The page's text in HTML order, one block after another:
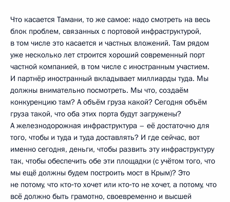
Что касается Тамани, то же самое: надо смотреть на весь
блок проблем, связанных с портовой инфраструктурой,
в том числе это касается и частных вложений. Там рядом
уже несколько лет строится хороший современный порт
частной компанией, в том числе с иностранным участием.
И партнёр иностранный вкладывает миллиарды туда. Мы
должны внимательно посмотреть. Мы что, создаём
конкуренцию там? А объём груза какой? Сегодня объём
груза такой, что оба этих порта будут загружены?
А железнодорожная инфраструктура – е­ё достаточно для
того, чтобы и туда и туда доставлять? И где сейчас, вот
именно сегодня, деньги, чтобы развить эту инфраструктуру
так, чтобы обеспечить обе эти площадки (с учётом того, что
мы ещё должны будем построить мост в Крым)? Это
не потому, что кто‑то хочет или кто‑то не хочет, а потому, что
всё должно быть грамотно, своевременно и высшей